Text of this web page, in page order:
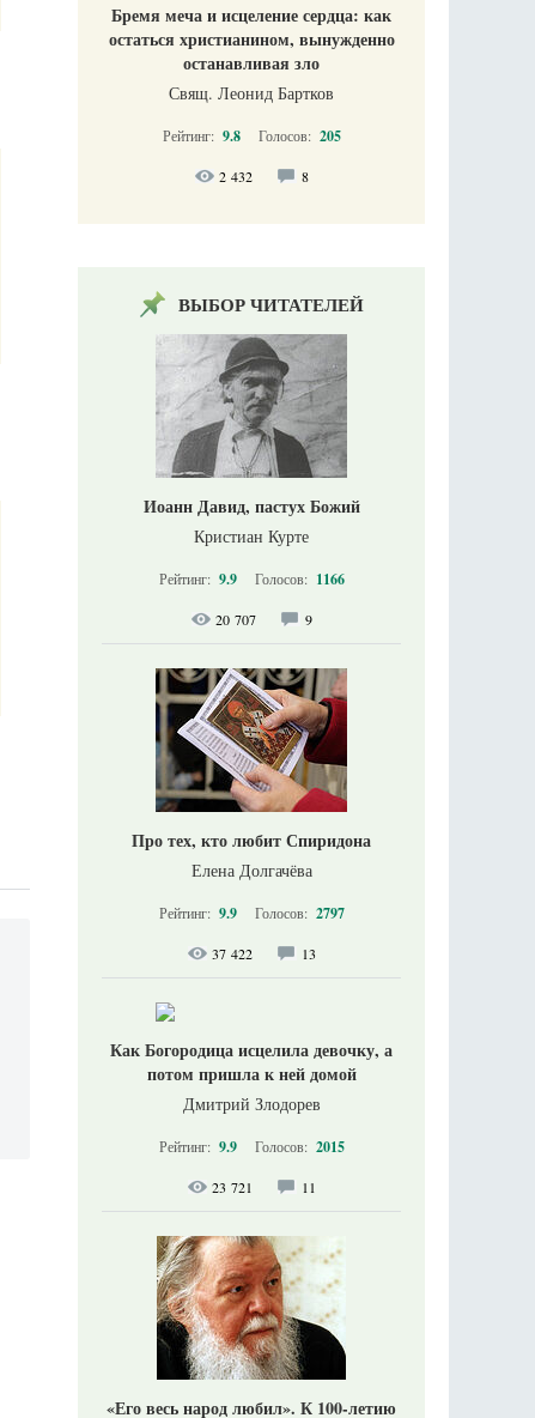
Бремя меча и исцеление сердца: как
остаться христианином, вынужденно
останавливая зло
Свящ. Леонид Бартков
Рейтинг: 9.8 Голосов: 205
2 432 8
ВЫБОР ЧИТАТЕЛЕЙ
Иоанн Давид, пастух Божий
Кристиан Курте
Рейтинг: 9.9 Голосов: 1166
20 707 9
Про тех, кто любит Спиридона
Елена Долгачёва
Рейтинг: 9.9 Голосов: 2797
37 422 13
Как Богородица исцелила девочку, а
потом пришла к ней домой
Дмитрий Злодорев
Рейтинг: 9.9 Голосов: 2015
23 721 11
«Его весь народ любил». К 100-летию